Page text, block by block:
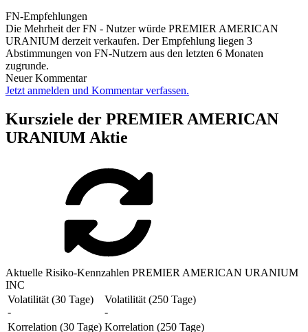
FN-Empfehlungen
Die Mehrheit der FN - Nutzer würde PREMIER AMERICAN
URANIUM derzeit verkaufen. Der Empfehlung liegen 3
Abstimmungen von FN-Nutzern aus den letzten 6 Monaten
zugrunde.
Neuer Kommentar
Jetzt anmelden und Kommentar verfassen.
Kursziele der PREMIER AMERICAN
URANIUM Aktie
Aktuelle Risiko-Kennzahlen PREMIER AMERICAN URANIUM
INC
Volatilität (30 Tage)
-
Volatilität (250 Tage)
-
Korrelation (30 Tage) Korrelation (250 Tage)